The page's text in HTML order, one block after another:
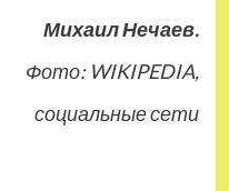
Михаил Нечаев.
Фото: WIKIPEDIA,
социальные сети